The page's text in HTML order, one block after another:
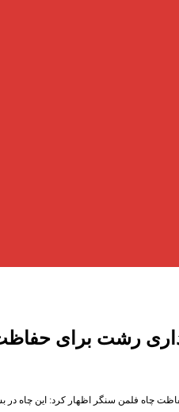
رشت برای
چاه فلمن سنگر اظهار کرد: این چاه در